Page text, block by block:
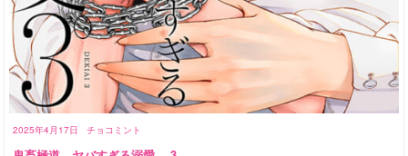
2025年4月17日 チョコミント